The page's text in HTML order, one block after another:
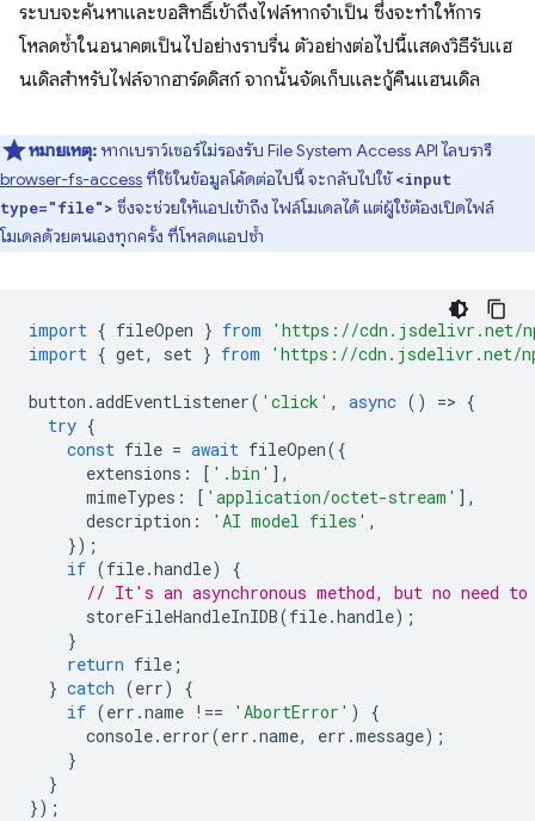
ระบบจะค้นหาและขอสิทธิ์เข้าถึงไฟล์หากจำเป็น ซึ่งจะทำให้การ
โหลดซ้ำในอนาคตเป็นไปอย่างราบรื่น ตัวอย่างต่อไปนี้แสดงวิธีรับแฮ
นเดิลสำหรับไฟล์จากฮาร์ดดิสก์ จากนั้นจัดเก็บและกู้คืนแฮนเดิล
หมายเหตุ: หากเบราว์เซอร์ไม่รองรับ File System Access API ไลบรารี
browser-fs-access ที่ใช้ในข้อมูลโค้ดต่อไปนี้ จะกลับไปใช้<input
type="file"> ซึ่งจะช่วยให้แอปเข้าถึง ไฟล์โมเดลได้ แต่ผู้ใช้ต้องเปิดไฟล์
โมเดลด้วยตนเองทุกครั้ง ที่โหลดแอปซ้ำ
import { fileOpen } from
'https://cdn.jsdelivr.net/
import { get, set } from 'https://cdn.jsdelivr.net/
button .addEventListener( 'click' , async () => {
try {
const file = await fileOpen({
extensions : [ '.bin' ],
mimeTypes : [ 'application/octet-stream' ],
description : 'AI model files' ,
});
if (file.handle)
{
// It's an asynchronous method, but no need
storeFileHandleInIDB(file.handle);
}
return file ;
} catch (err)
{
if (err .name !== 'AbortError' )
{
console. error(err .name, err .message);
}
}
});